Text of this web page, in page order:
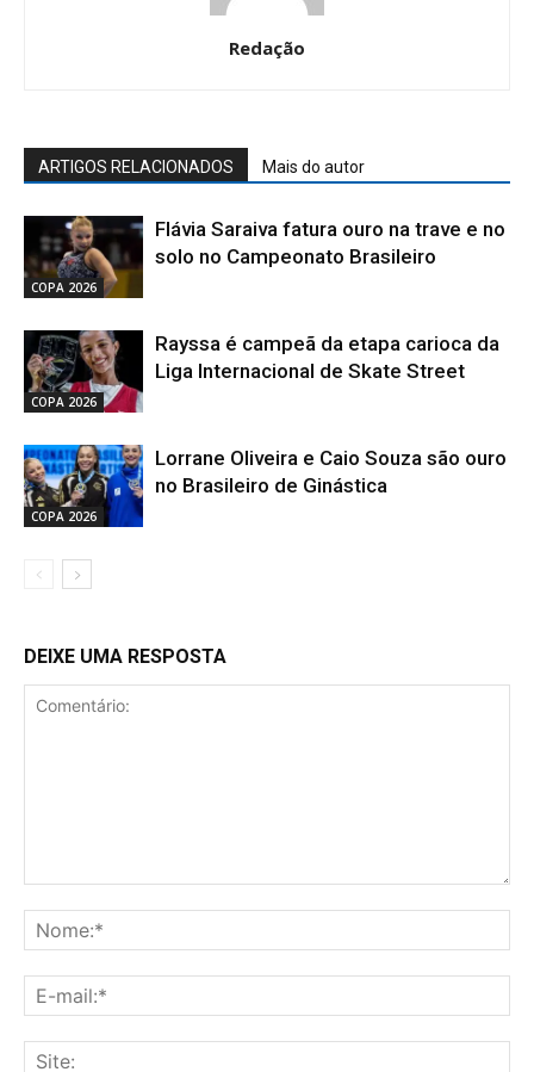
Redação
ARTIGOS RELACIONADOS Mais do autor
COPA 2026
Flávia Saraiva fatura ouro na trave e no
solo no Campeonato Brasileiro
COPA 2026
Rayssa é campeã da etapa carioca da
Liga Internacional de Skate Street
COPA 2026
Lorrane Oliveira e Caio Souza são ouro
no Brasileiro de Ginástica
DEIXE UMA RESPOSTA